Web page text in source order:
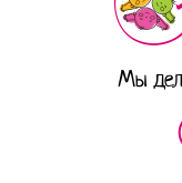
Мы